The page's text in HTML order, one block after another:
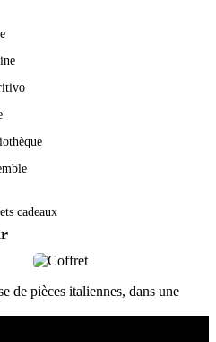
cadeaux
de pièces italiennes, dans une